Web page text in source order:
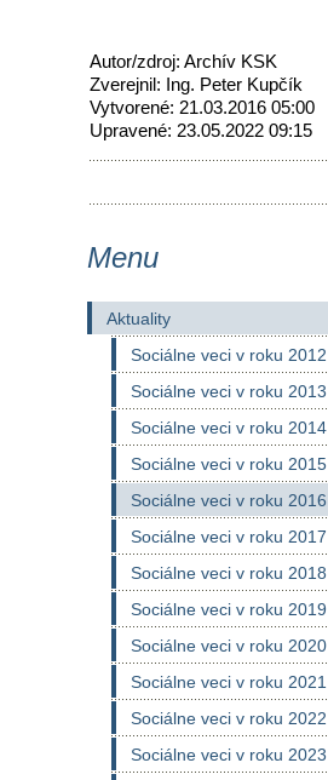
Autor/zdroj: Archív KSK
Zverejnil: Ing. Peter Kupčík
Vytvorené: 21.03.2016 05:00
Upravené: 23.05.2022 09:15
Menu
Aktuality
Sociálne veci v roku 2012
Sociálne veci v roku 2013
Sociálne veci v roku 2014
Sociálne veci v roku 2015
Sociálne veci v roku 2016
Sociálne veci v roku 2017
Sociálne veci v roku 2018
Sociálne veci v roku 2019
Sociálne veci v roku 2020
Sociálne veci v roku 2021
Sociálne veci v roku 2022
Sociálne veci v roku 2023